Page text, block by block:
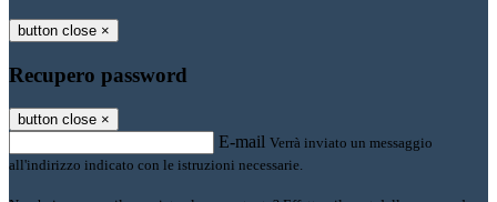
button close ×
Recupero password
button close ×
E-mail Verrà inviato un messaggio
all'indirizzo indicato con le istruzioni necessarie.